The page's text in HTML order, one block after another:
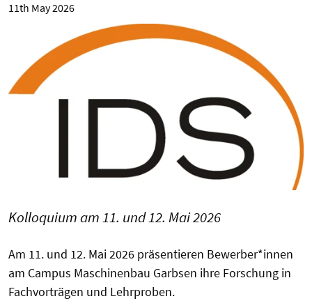
11th May 2026
Kolloquium am 11. und 12. Mai 2026
Am 11. und 12. Mai 2026 präsentieren Bewerber*innen
am Campus Maschinenbau Garbsen ihre Forschung in
Fachvorträgen und Lehrproben.